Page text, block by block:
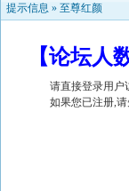
提示信息 » 至尊红颜
【论坛
请直接登录用户
如果您已注册,